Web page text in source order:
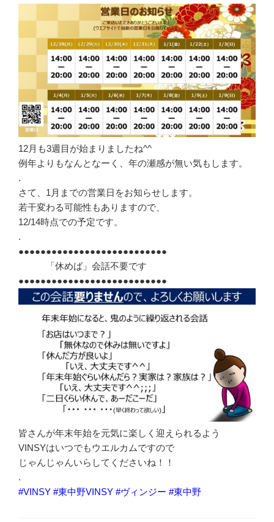
12月も3週目が始まりましたね^^
例年よりもなんとなーく、年の瀬感が無い気もします。
.
さて、1月までの営業日をお知らせします。
若干変わる可能性もありますので、
12/14時点での予定です。
.
●●●●●●●●●●●●●●●●●●●●●●●●●●●
「休めば」会話不要です
●●●●●●●●●●●●●●●●●●●●●●●●●●●
皆さんが年末年始を元気に楽しく迎えられるよう
VINSYはいつでもウエルカムですので
じゃんじゃんいらしてくださいね！！
.
#VINSY #東中野VINSY #ヴィンジー #東中野